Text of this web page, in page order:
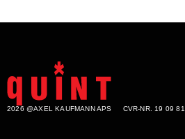
2026 @AXEL KAUFMANN APS CVR-NR. 19 09